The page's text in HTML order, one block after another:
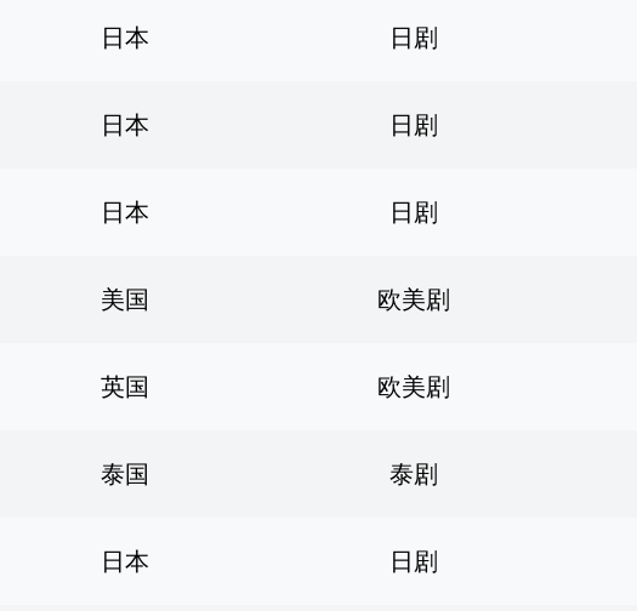
日本 日剧
日本 日剧
日本 日剧
美国 欧美剧
英国 欧美剧
泰国 泰剧
日本 日剧